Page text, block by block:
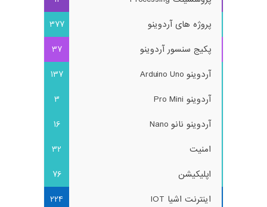
پروژه های آردوینو
377
پکیج سنسور آردوینو
37
آردوینو Arduino Uno
137
آردوینو Pro Mini
3
آردوینو نانو Nano
16
امنیت
32
اپلیکیشن
76
اینترنت اشیا IOT
224